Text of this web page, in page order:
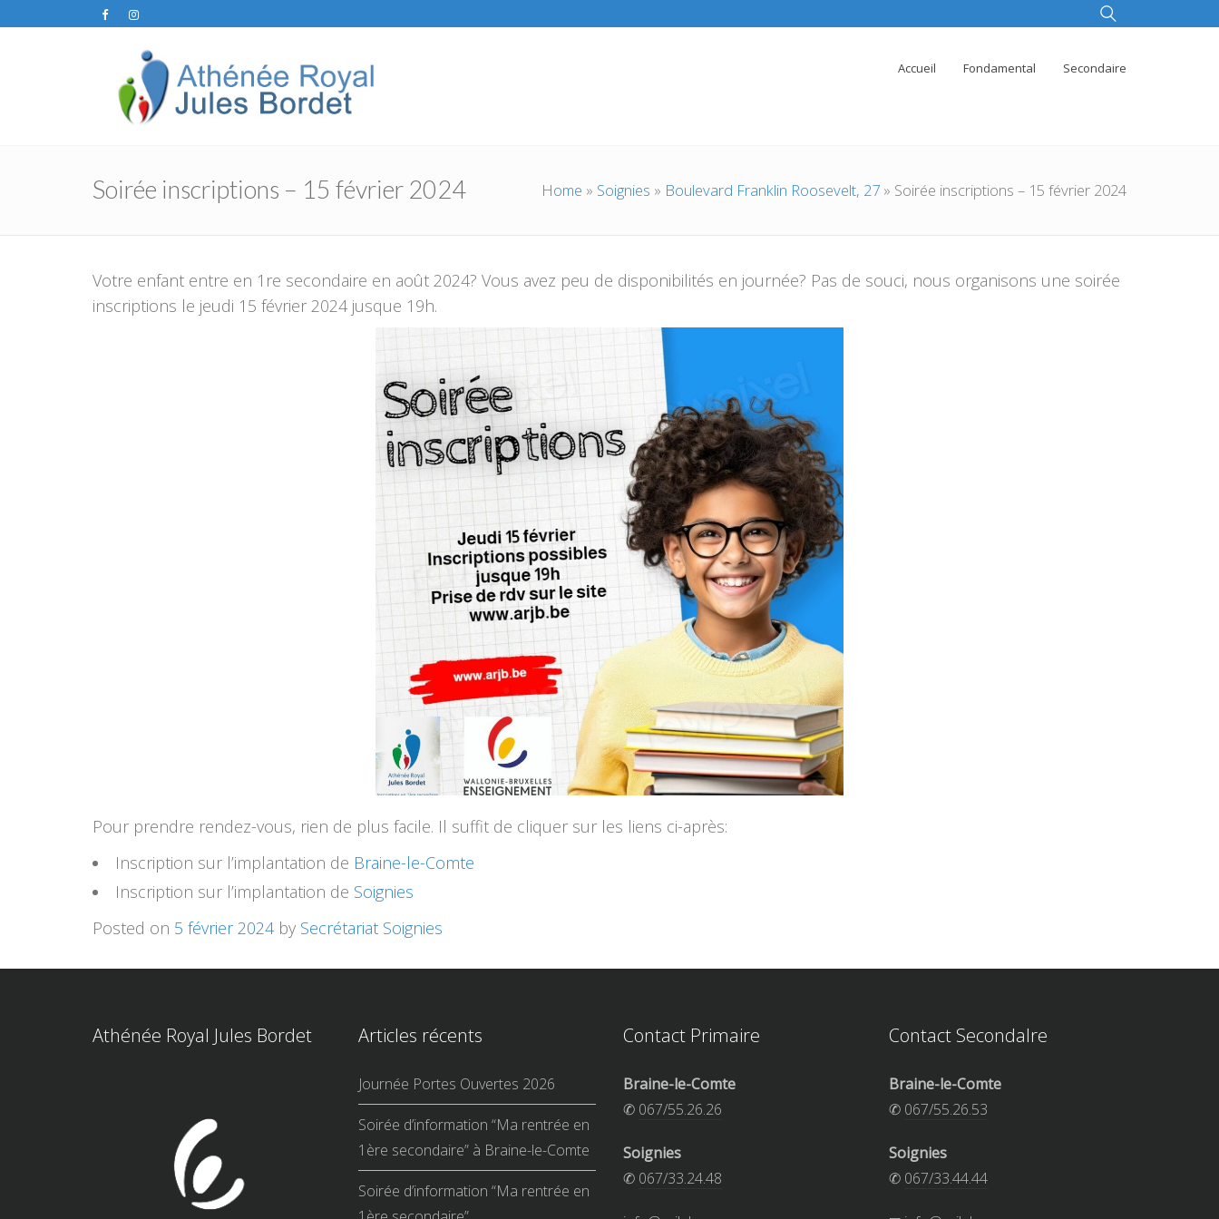
Accueil Fondamental Secondaire
Soirée inscriptions – 15 février 2024 Home » Soignies » Boulevard Franklin Roosevelt, 27 » Soirée inscriptions – 15 février 2024
Votre enfant entre en 1re secondaire en août 2024? Vous avez peu de disponibilités en journée? Pas de souci, nous organisons une soirée
inscriptions le jeudi 15 février 2024 jusque 19h.
Pour prendre rendez-vous, rien de plus facile. Il suffit de cliquer sur les liens ci-après:
Inscription sur l’implantation de Braine-le-Comte
Inscription sur l’implantation de Soignies
Posted on 5 février 2024by Secrétariat Soignies
Athénée Royal Jules Bordet Articles récents
Journée Portes Ouvertes 2026
Soirée d’information “Ma rentrée en
1ère secondaire” à Braine-le-Comte
Soirée d’information “Ma rentrée en
Contact Primaire
Braine-le-Comte
✆ 067/55.26.26
Soignies
✆ 067/33.24.48
Contact Secondalre
Braine-le-Comte
✆ 067/55.26.53
Soignies
✆ 067/33.44.44